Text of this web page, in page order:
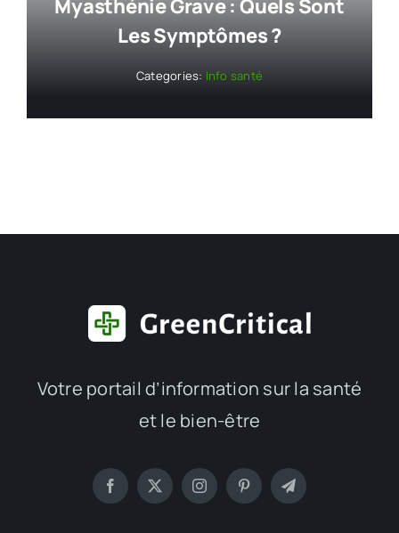
Myasthénie Grave : Quels Sont
Les Symptômes ?
Categories: Info santé
Votre portail d’information sur la santé
et le bien-être